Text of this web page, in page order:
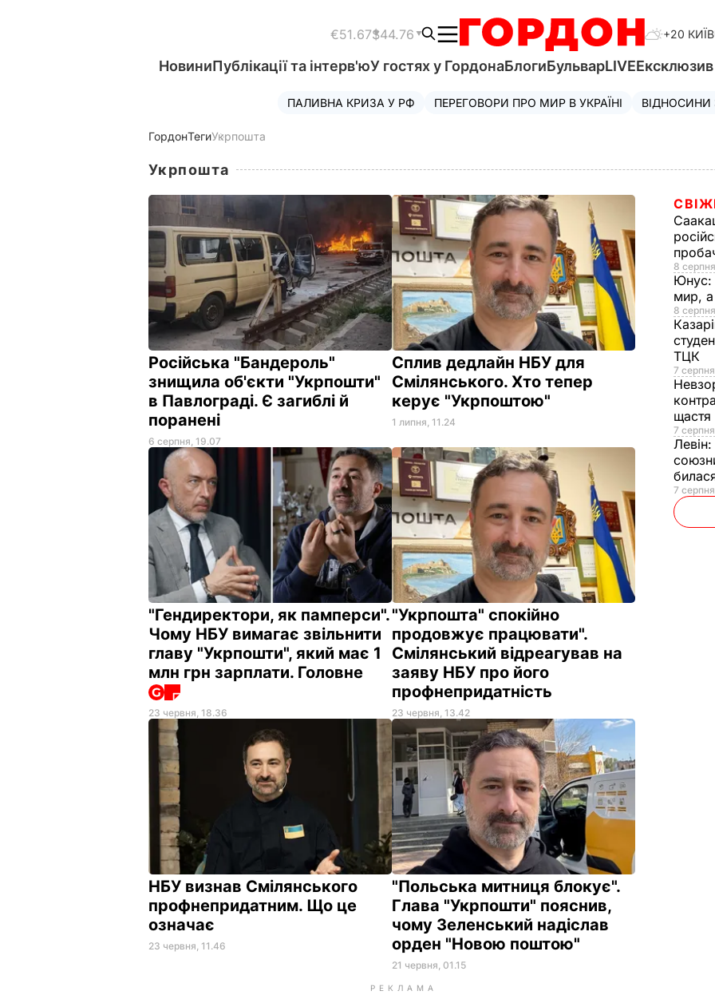
€51.67$44.76 +20 КИЇВ
НовиниПублікації та інтерв'юУ гостях у ГордонаБлогиБульварLIVEЕксклюзив
ПАЛИВНА КРИЗА У РФ ПЕРЕГОВОРИ ПРО МИР В УКРАЇНІ
ГордонТегиУкрпошта
Укрпошта
Російська "Бандероль"
знищила об'єкти "Укрпошти"
в Павлограді. Є загиблі й
поранені
6 серпня, 19.07
Сплив дедлайн НБУ для
Смілянського. Хто тепер
керує "Укрпоштою"
1 липня, 11.24
"Гендиректори, як памперси".
Чому НБУ вимагає звільнити
главу "Укрпошти", який має 1
млн грн зарплати. Головне
23 червня, 18.36
"Укрпошта" спокійно
продовжує працювати".
Смілянський відреагував на
заяву НБУ про його
профнепридатність
23 червня, 13.42
НБУ визнав Смілянського
профнепридатним. Що це
означає
23 червня, 11.46
"Польська митниця блокує".
Глава "Укрпошти" пояснив,
чому Зеленський надіслав
орден "Новою поштою"
21 червня, 01.15
РЕКЛАМА
8
Юнус:
мир,
8
ТЦК
7
щастя
7
Левін:
7